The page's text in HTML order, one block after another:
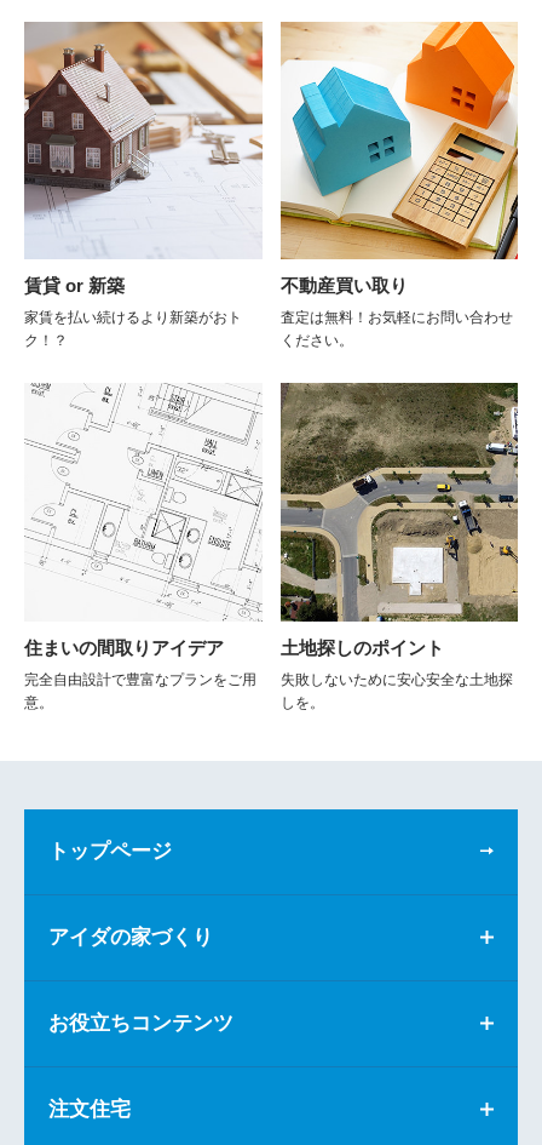
賃貸 or 新築
家賃を払い続けるより新築がおト
ク！？
不動産買い取り
査定は無料！お気軽にお問い合わせ
ください。
住まいの間取りアイデア
完全自由設計で豊富なプランをご用
意。
土地探しのポイント
失敗しないために安心安全な土地探
しを。
トップページ
アイダの家づくり
お役立ちコンテンツ
注文住宅